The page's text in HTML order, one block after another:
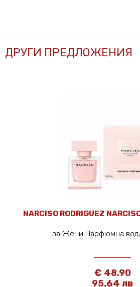
ДРУГИ ПРЕДЛОЖЕНИЯ
NARCISO RODRIGUEZ
за Жени Парфюмна
€ 48.90
95.64 лв